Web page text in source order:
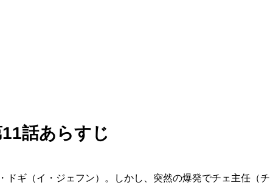
話あらすじ
ドギ（イ・ジェフン）。しかし、突然の爆発でチェ主任（チ